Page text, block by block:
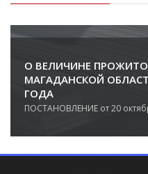
О ВЕЛИЧИНЕ
МАГАДАНСКОЙ
ГОДА
ПОСТАНОВЛЕНИЕ от 20